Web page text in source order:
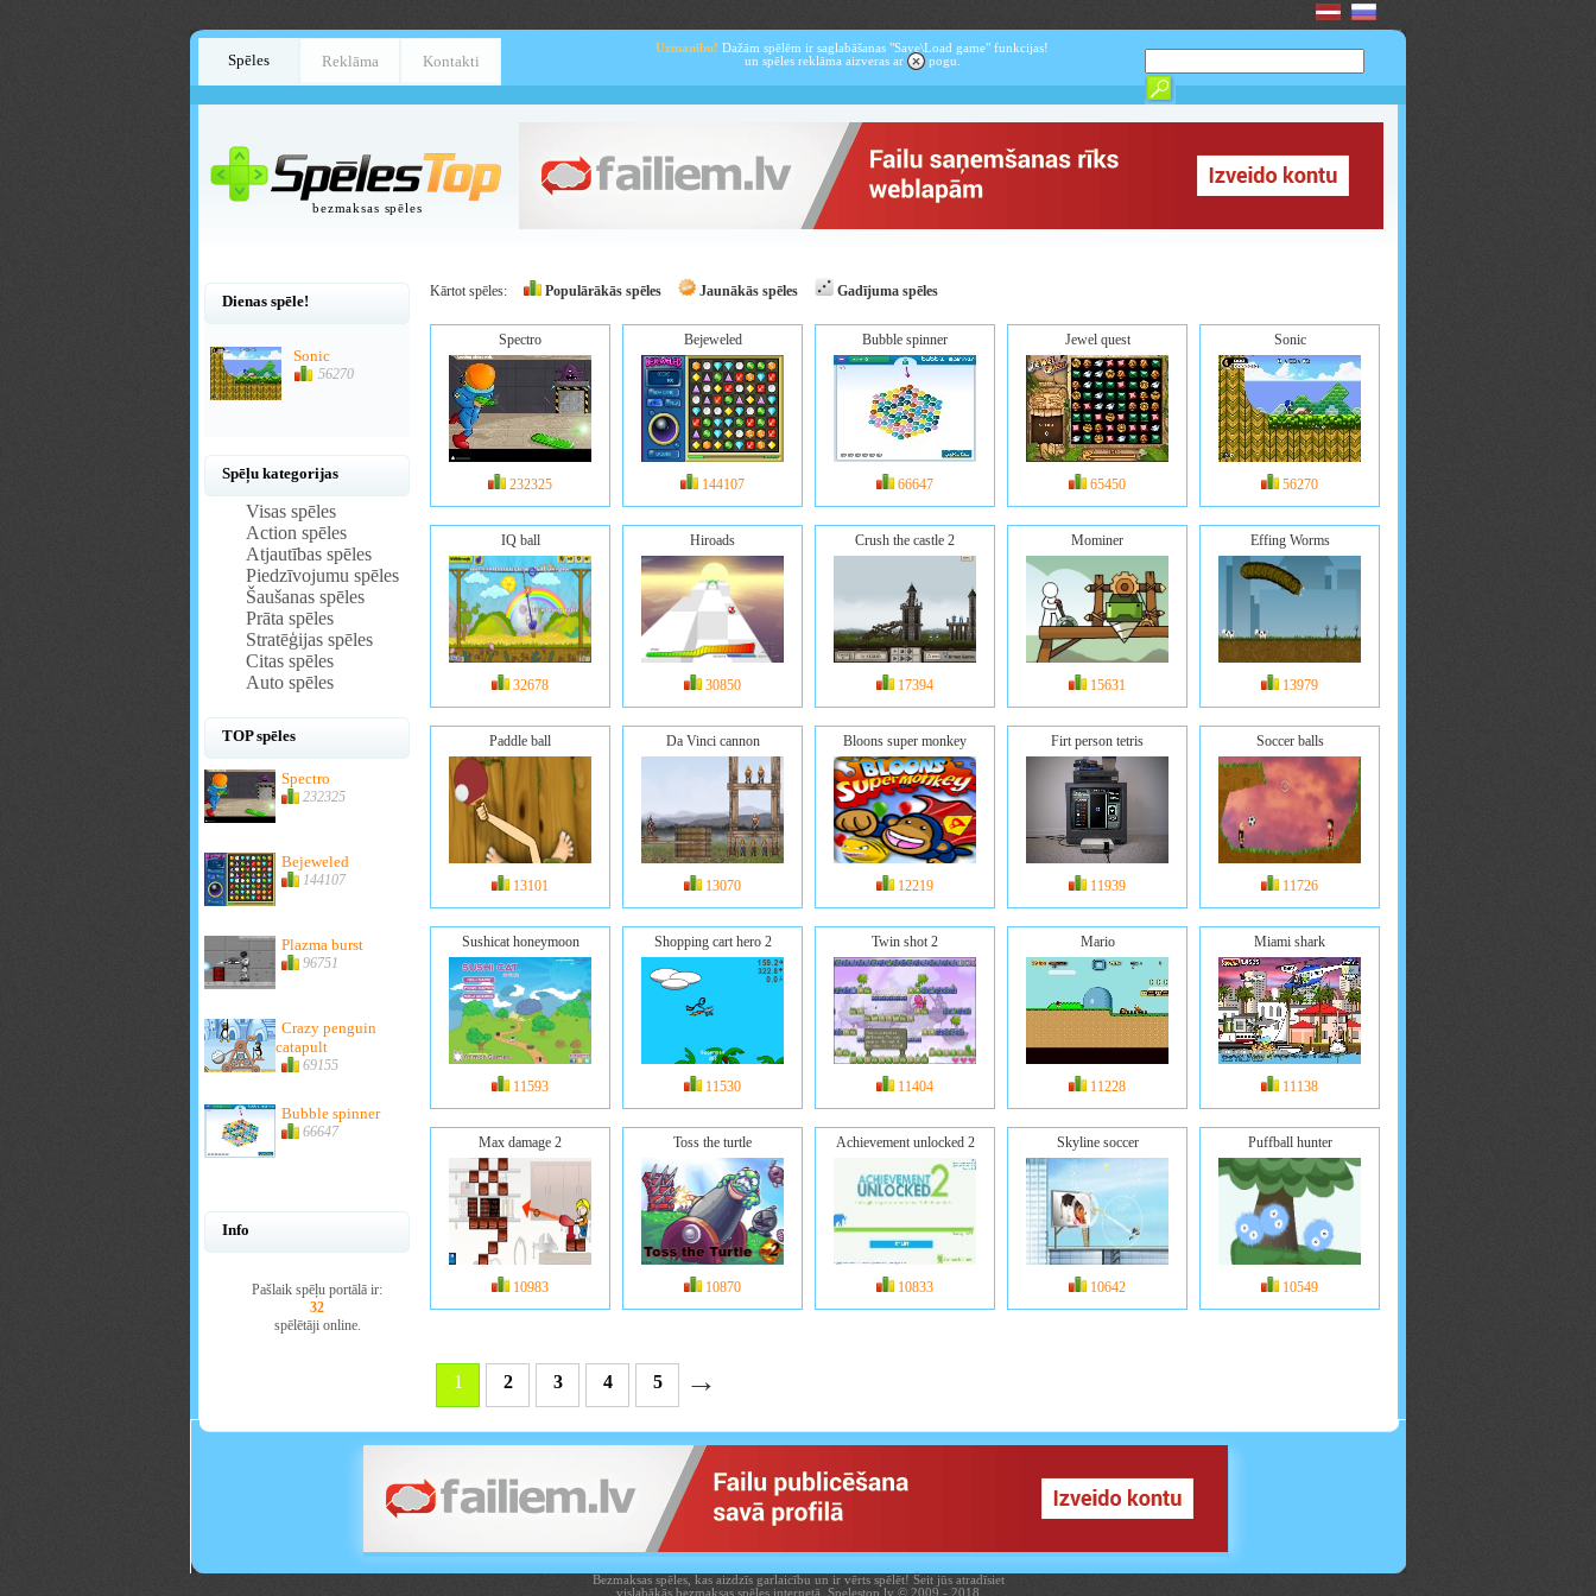
Spēles Reklāma Kontakti
Uzmanību! Dažām spēlēm ir saglabāšanas "Save\Load game" funkcijas!
un spēles reklāma aizveras ar
pogu.
bezmaksas spēles
Dienas spēle!
Sonic
56270
Spēļu kategorijas
Visas spēles
Action spēles
Atjautības spēles
Piedzīvojumu spēles
Šaušanas spēles
Prāta spēles
Stratēģijas spēles
Citas spēles
Auto spēles
TOP spēles
Spectro
232325
Bejeweled
144107
Plazma burst
96751
Crazy penguin
catapult
69155
Bubble spinner
66647
Info
Pašlaik spēļu portālā ir:
32
spēlētāji online.
Kārtot spēles: Populārākās spēles Jaunākās spēles Gadījuma spēles
Spectro
232325
Bejeweled
144107
Bubble spinner
66647
Jewel quest
65450
Sonic
56270
IQ ball
32678
Hiroads
30850
Crush the castle 2
17394
Mominer
15631
Effing Worms
13979
Paddle ball
13101
Da Vinci cannon
13070
Bloons super monkey
12219
Firt person tetris
11939
Soccer balls
11726
Sushicat honeymoon
11593
Shopping cart hero 2
11530
Twin shot 2
11404
Mario
11228
Miami shark
11138
Max damage 2
10983
Toss the turtle
10870
Achievement unlocked 2
10833
Skyline soccer
10642
Puffball hunter
10549
1 2 3 4 5 →
Bezmaksas spēles, kas aizdzīs garlaicību un ir vērts spēlēt! Šeit jūs atradīsiet
vislabākās bezmaksas spēles internetā. Spelestop.lv © 2009 - 2018